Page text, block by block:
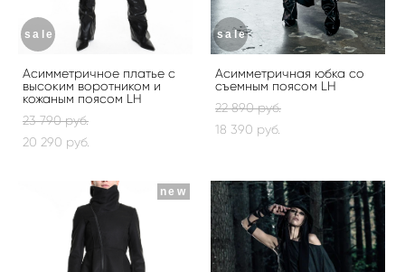
sale
Асимметричное платье с
высоким воротником и
кожаным поясом LH
23 790 pуб.
20 290 pуб.
sale
Асимметричная юбка со
съемным поясом LH
22 890 pуб.
18 390 pуб.
new